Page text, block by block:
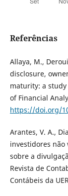
Referências
Allaya, M.,
disclosure,
maturity: a
of Financial
https://doi.org/
Arantes, V. A.,
investidores não
sobre a
Revista de
Contábeis da